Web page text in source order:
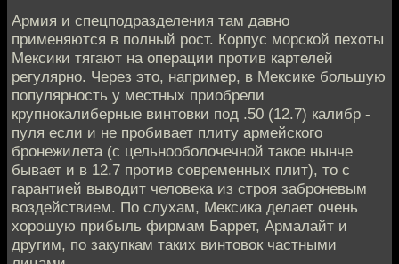
Армия и спецподразделения там давно
применяются в полный рост. Корпус морской пехоты
Мексики тягают на операции против картелей
регулярно. Через это, например, в Мексике большую
популярность у местных приобрели
крупнокалиберные винтовки под .50 (12.7) калибр -
пуля если и не пробивает плиту армейского
бронежилета (с цельнооболочечной такое нынче
бывает и в 12.7 против современных плит), то с
гарантией выводит человека из строя заброневым
воздействием. По слухам, Мексика делает очень
хорошую прибыль фирмам Баррет, Армалайт и
другим, по закупкам таких винтовок частными